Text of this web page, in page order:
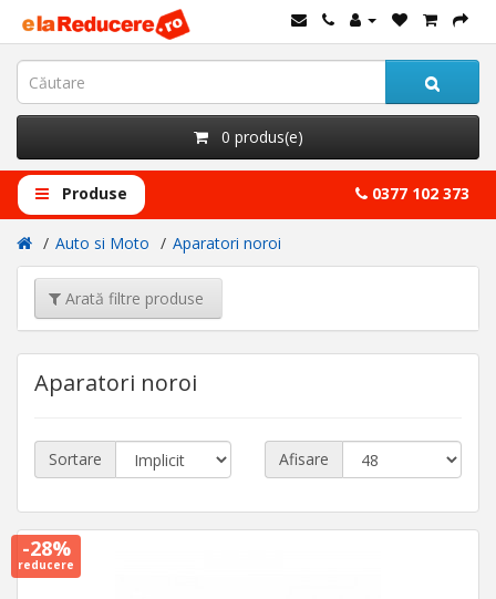
0 produs(e)
Produse 0377 102 373
Auto si Moto Aparatori noroi
Arată filtre produse
Aparatori noroi
Sortare Afisare
-28%
reducere